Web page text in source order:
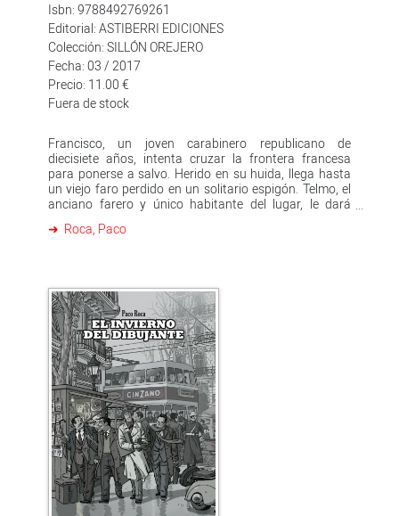
Isbn: 9788492769261
Editorial: ASTIBERRI EDICIONES
Colección: SILLÓN OREJERO
Fecha: 03 / 2017
Precio: 11.00 €
Fuera de stock
Francisco, un joven carabinero republicano de
diecisiete años, intenta cruzar la frontera francesa
para ponerse a salvo. Herido en su huida, llega hasta
un viejo faro perdido en un solitario espigón. Telmo, el
anciano farero y único habitante del lugar, le dará
propio mundo, cuidando con escrupulosa rutina de un
devolver la ilusión de vivir al joven soldado. Paco Roca
ha volcado en sus páginas su pasión por las novelas
que leyó de niño, como 'Moby Dick', 'Los viajes de
Gulliver', y cita también a Ulises y al capitán Flint de 'La
isla del tesoro'; desvela asimismo su pasión por el mar y
por el faro, ?un elemento muy atrayente, lleno de
simbolismo, especialmente recurrente en el mundo del
cómic?. La presente edición incluye 16 páginas de
extras con dibujos a lápiz, fotos, diseños, bocetos,
entre otras imágenes, sobre la génesis de la obra, el
prólogo de un farero y un epílogo del autor. 'El Faro'
recibió en 2005 el premio al mejor guión realista
otorgado por el 'Diario de Avisos' de Tenerife, el decano
de los galardones de cómic que se otorgan en nuestro
país.
Roca, Paco